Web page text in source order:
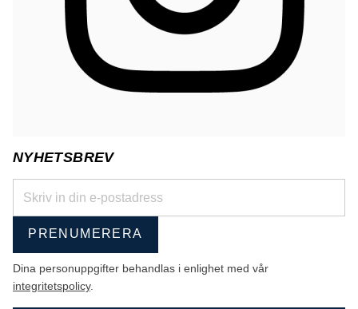
NYHETSBREV
PRENUMERERA
Dina personuppgifter behandlas i enlighet med vår
integritetspolicy.